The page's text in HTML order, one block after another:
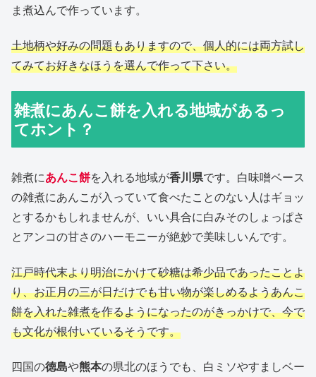
ま煮込んで作っています。
土地柄や好みの問題もありますので、個人的には両方試し
てみてお好きなほうを選んで作って下さい。
雑煮にあんこ餅を入れる地域があるっ
てホント？
雑煮にあんこ餅を入れる地域が香川県です。白味噌ベース
の雑煮にあんこが入っていて食べたことのない人はギョッ
とするかもしれませんが、いい具合に白みそのしょっぱさ
とアンコの甘さのハーモニーが絶妙で美味しいんです。
江戸時代末より明治にかけて砂糖は希少品であったことよ
り、お正月の三が日だけでも甘い物が楽しめるようあんこ
餅を入れた雑煮を作るようになったのがきっかけで、今で
も文化が根付いているそうです。
四国の徳島や熊本の県北のほうでも、白ミソやすましベー